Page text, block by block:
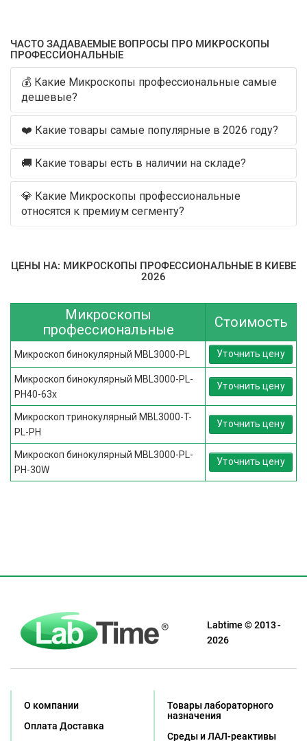
ЧАСТО ЗАДАВАЕМЫЕ ВОПРОСЫ ПРО МИКРОСКОПЫ
ПРОФЕССИОНАЛЬНЫЕ
💰 Какие Микроскопы профессиональные самые
дешевые?
❤️ Какие товары самые популярные в 2026 году?
🚚 Какие товары есть в наличии на складе?
💎 Какие Микроскопы профессиональные
относятся к премиум сегменту?
ЦЕНЫ НА: МИКРОСКОПЫ ПРОФЕССИОНАЛЬНЫЕ В КИЕВЕ
2026
Микроскопы
профессиональные
Стоимость
Микроскоп бинокулярный MBL3000-PL Уточнить цену
Микроскоп бинокулярный MBL3000-PL-
PH40-63x
Уточнить цену
Микроскоп тринокулярный MBL3000-T-
PL-PH
Уточнить цену
Микроскоп бинокулярный MBL3000-PL-
PH-30W
Уточнить цену
Labtime © 2013 -
2026
О компании
Оплата Доставка
Товары лабораторного
назначения
Среды и ЛАЛ-реактивы